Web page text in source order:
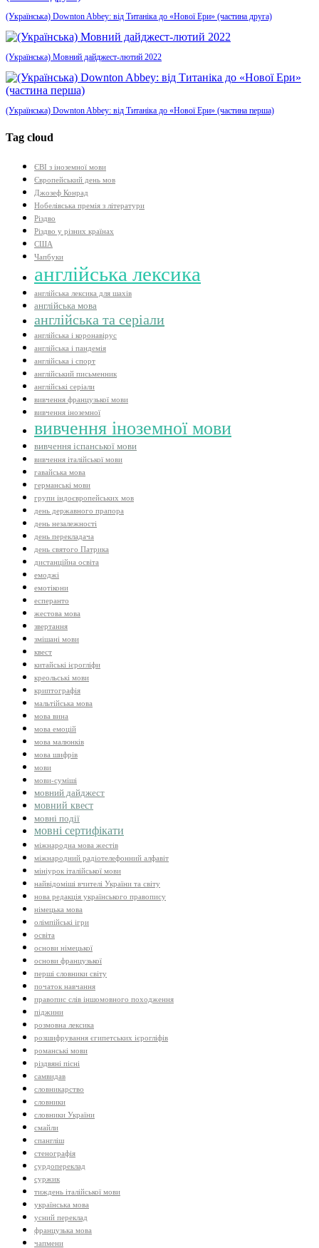
(Українська) Downton Abbey: від Титаніка до «Нової Ери» (частина друга)
(Українська) Мовний дайджест-лютий 2022
(Українська) Downton Abbey: від Титаніка до «Нової Ери» (частина перша)
Tag cloud
ЄВІ з іноземної мови
Європейський день мов
Джозеф Конрад
Нобелівська премія з літератури
Різдво
Різдво у різних країнах
США
Чапбуки
англійська лексика
англійська лексика для шахів
англійська мова
англійська та серіали
англійська і коронавірус
англійська і пандемія
англійська і спорт
англійський письменник
англійські серіали
вивчення французької мови
вивчення іноземної
вивчення іноземної мови
вивчення іспанської мови
вивчення італійської мови
гавайська мова
германські мови
групи індоєвропейських мов
день державного прапора
день незалежності
день перекладача
день святого Патрика
дистанційна освіта
емоджі
емотікони
есперанто
жестова мова
звертання
змішані мови
квест
китайські ієрогліфи
креольські мови
криптографія
мальтійська мова
мова вина
мова емоцій
мова малюнків
мова шифрів
мови
мови-суміші
мовний дайджест
мовний квест
мовні події
мовні сертифікати
міжнародна мова жестів
міжнародний радіотелефонний алфавіт
мініурок італійської мови
найвідоміші вчителі України та світу
нова редакція українського правопису
німецька мова
олімпійські ігри
освіта
основи німецької
основи французької
перші словники світу
початок навчання
правопис слів іншомовного походження
піджини
розмовна лексика
розшифрування єгипетських ієрогліфів
романські мови
різдвяні пісні
самвидав
словникарство
словники
словники України
смайли
спангліш
стенографія
сурдопереклад
суржик
тиждень італійської мови
українська мова
усний переклад
французька мова
чапмени